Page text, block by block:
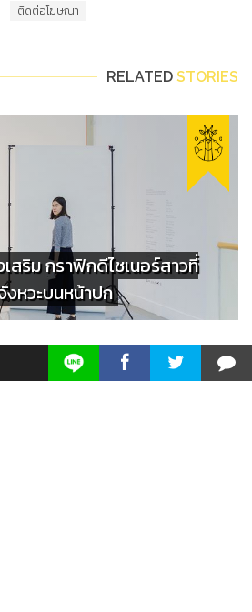
ติดต่อโฆษณา
RELATED STORIES
สริม กราฟิกดีไซเนอร์สาวที่
งหวะบนหน้าปก